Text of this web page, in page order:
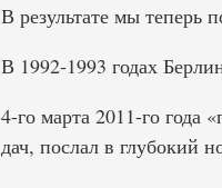
В результате мы
В 1992-1993 годах
4-го марта 2011-го года
дач, послал в глубокий